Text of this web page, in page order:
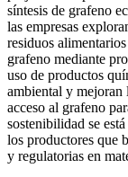
síntesis de grafeno
las empresas
residuos
grafeno mediante
uso de productos
ambiental y mejoran
acceso al grafeno
sostenibilidad se
los productores que
y regulatorias en